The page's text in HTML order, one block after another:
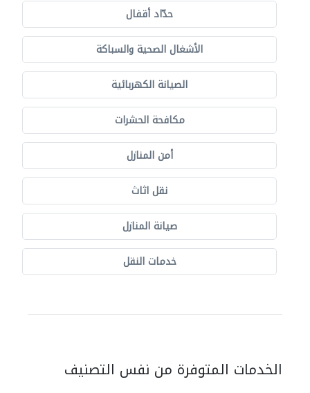
حدّاد أقفال
الأشغال الصحية والسباكة
الصيانة الكهربائية
مكافحة الحشرات
أمن المنازل
نقل اثاث
صيانة المنازل
خدمات النقل
الخدمات المتوفرة من نفس التصنيف